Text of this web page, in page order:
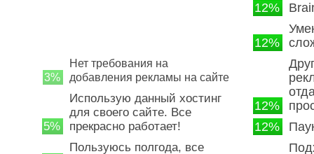
3%
Нет требования на
добавления рекламы на сайте
5%
Использую данный хостинг
для своего сайте. Все
прекрасно работает!
Пользуюсь полгода, все
12%
12%
12%
12%